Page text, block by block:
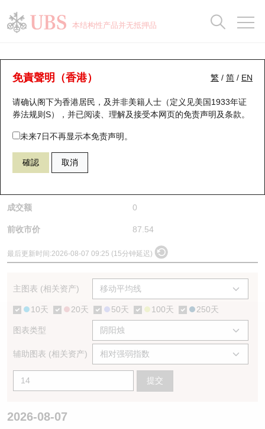
本结构性产品并无抵押品
繁 / 简 / EN
免責聲明（香港）
请确认阁下为香港居民，及并非美籍人士（定义见美国1933年证
券法规则S），并已阅读、理解及接受本网页的免责声明及条款。
未来7日不再显示本免责声明。
確認 取消
正股分析仪
2828 恒生中国企业指数上市基金
(2828) 恒生中国企业指数上市基金
$87.54
成交额 0
前收市价 87.54
最后更新时间:2026-08-07 09:25 (15分钟延迟)
主图表 (相关资产)
10天 20天 50天 100天 250天
图表类型
辅助图表 (相关资产)
提交
2026-08-07
瑞银认股证一览
新发行瑞银认股证
即将到期认股证
认股证到期结算价查找
认股证分析仪
引伸波幅比较图
认股证文件及公告
认股证文件及公告 (瑞信)
街货统计
比较
牛熊全景快搜
牛熊证搜寻
牛熊证街货分布图
正股牛熊证列表
新发行瑞银牛熊证
即将到期牛熊证
牛熊证到期结算价查找
牛熊证分析仪
牛熊证文件及公告
街货统计
比较
十大升幅/跌幅
十大认股证成交分布
十天股证占大市成交
资金流
街货统计
正股分析仪
二十大活跃股份
恒指成份股
国指成份股
科指成份股
业绩及经济日历
AH 股价对照
ADR
持股比重
显示所有持股比重
每月轮证大市专题
轮证专栏
讲座及教育短片
认股证投资者教育
牛熊证投资者教育